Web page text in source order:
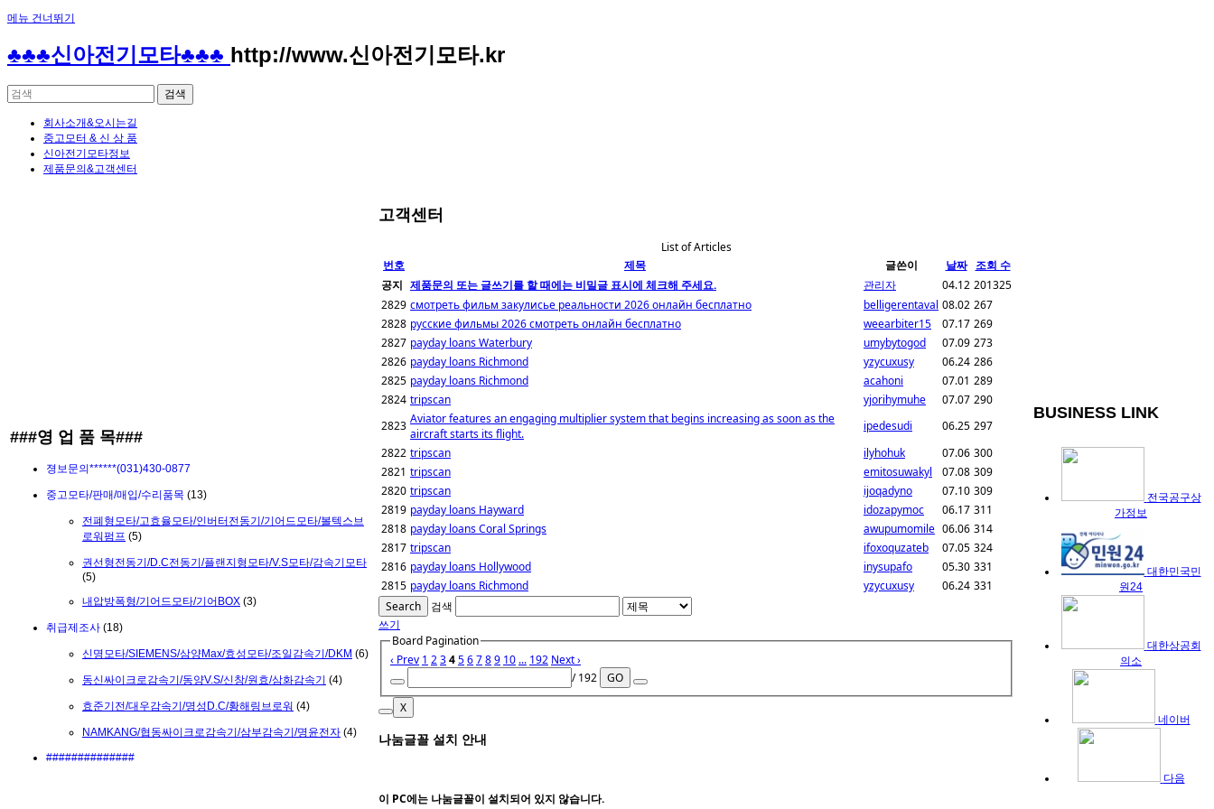
메뉴 건너뛰기
♣♣♣신아전기모타♣♣♣ http://www.신아전기모타.kr
회사소개&오시는길
중고모터 & 신 상 품
신아전기모타정보
제품문의&고객센터
###영 업 품 목###
졍보문의******(031)430-0877
중고모타/판매/매입/수리품목 (13)
전폐형모타/고효율모타/인버터전동기/기어드모타/볼텍스브
로워펌프 (5)
권선형전동기/D.C전동기/플랜지형모타/V.S모타/감속기모타
(5)
내압방폭형/기어드모타/기어BOX (3)
취급제조사 (18)
신명모타/SIEMENS/삼양Max/효성모타/조일감속기/DKM (6)
동신싸이크로감속기/동양V.S/신창/원효/삼화감속기 (4)
효준기전/대우감속기/명성D.C/황해링브로워 (4)
NAMKANG/협동싸이크로감속기/삼부감속기/명윤전자 (4)
##############
고객센터
List of Articles
번호
제목 글쓴이 날짜 조회 수
공지 제품문의 또는 글쓰기를 할 때에는 비밀글 표시에 체크해 주세요. 관리자 04.12 201325
2829 смотреть фильм закулисье реальности 2026 онлайн бесплатно belligerentaval 08.02 267
2828 русские фильмы 2026 смотреть онлайн бесплатно weearbiter15 07.17 269
2827 payday loans Waterbury umybytogod 07.09 273
2826 payday loans Richmond yzycuxusy 06.24 286
2825 payday loans Richmond acahoni 07.01 289
2824 tripscan yjorihymuhe 07.07 290
2823 Aviator features an engaging multiplier system that begins increasing as soon as the
aircraft starts its flight.
ipedesudi 06.25 297
2822 tripscan ilyhohuk 07.06 300
2821 tripscan emitosuwakyl 07.08 309
2820 tripscan ijoqadyno 07.10 309
2819 payday loans Hayward idozapymoc 06.17 311
2818 payday loans Coral Springs awupumomile 06.06 314
2817 tripscan ifoxoquzateb 07.05 324
2816 payday loans Hollywood inysupafo 05.30 331
2815 payday loans Richmond yzycuxusy 06.24 331
Search
검색
쓰기
Board Pagination
‹ Prev 1 23456789 10 ... 192 Next ›
/ 192
GO
X
나눔글꼴 설치 안내
이 PC에는 나눔글꼴이 설치되어 있지 않습니다.
BUSINESS LINK
전국공구상
가정보
대한민국민
원24
대한상공회
의소
네이버
다음